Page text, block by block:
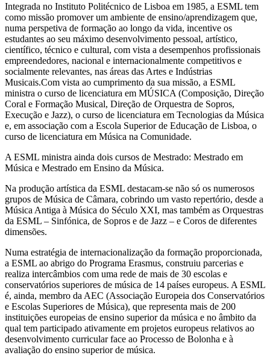
Integrada no Instituto Politécnico de Lisboa em 1985, a ESML tem
como missão promover um ambiente de ensino/aprendizagem que,
numa perspetiva de formação ao longo da vida, incentive os
estudantes ao seu máximo desenvolvimento pessoal, artístico,
científico, técnico e cultural, com vista a desempenhos profissionais
empreendedores, nacional e internacionalmente competitivos e
socialmente relevantes, nas áreas das Artes e Indústrias
Musicais.Com vista ao cumprimento da sua missão, a ESML
ministra o curso de licenciatura em MÚSICA (Composição, Direção
Coral e Formação Musical, Direção de Orquestra de Sopros,
Execução e Jazz), o curso de licenciatura em Tecnologias da Música
e, em associação com a Escola Superior de Educação de Lisboa, o
curso de licenciatura em Música na Comunidade.
A ESML ministra ainda dois cursos de Mestrado: Mestrado em
Música e Mestrado em Ensino da Música.
Na produção artística da ESML destacam-se não só os numerosos
grupos de Música de Câmara, cobrindo um vasto repertório, desde a
Música Antiga à Música do Século XXI, mas também as Orquestras
da ESML – Sinfónica, de Sopros e de Jazz – e Coros de diferentes
dimensões.
Numa estratégia de internacionalização da formação proporcionada,
a ESML ao abrigo do Programa Erasmus, construiu parcerias e
realiza intercâmbios com uma rede de mais de 30 escolas e
conservatórios superiores de música de 14 países europeus. A ESML
é, ainda, membro da AEC (Associação Europeia dos Conservatórios
e Escolas Superiores de Música), que representa mais de 200
instituições europeias de ensino superior da música e no âmbito da
qual tem participado ativamente em projetos europeus relativos ao
desenvolvimento curricular face ao Processo de Bolonha e à
avaliação do ensino superior de música.